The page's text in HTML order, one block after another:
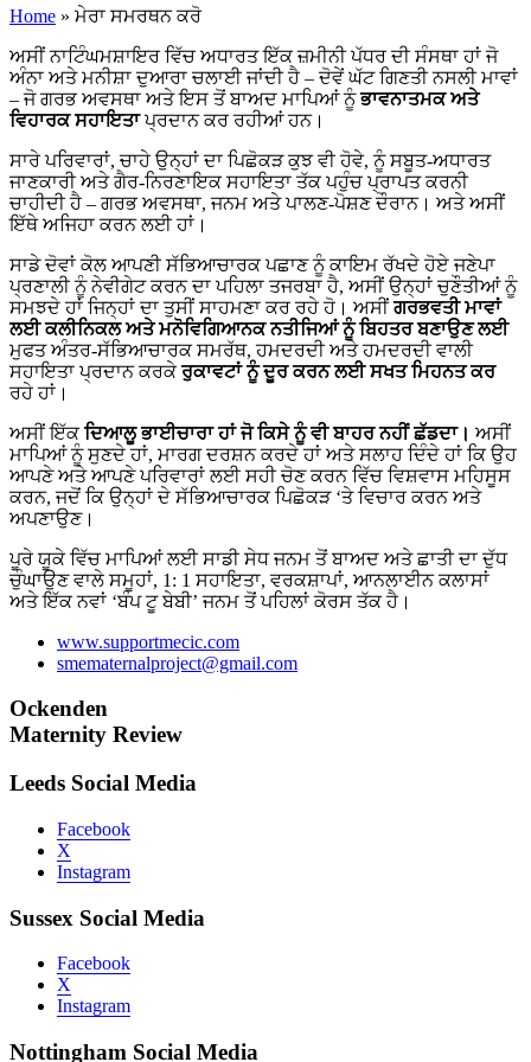
Home » ਮੇਰਾ ਸਮਰਥਨ ਕਰੋ
ਅਸੀਂ ਨਾਟਿੰਘਮਸ਼ਾਇਰ ਵਿੱਚ ਅਧਾਰਤ ਇੱਕ ਜ਼ਮੀਨੀ ਪੱਧਰ ਦੀ ਸੰਸਥਾ ਹਾਂ ਜੋ
ਅੰਨਾ ਅਤੇ ਮਨੀਸ਼ਾ ਦੁਆਰਾ ਚਲਾਈ ਜਾਂਦੀ ਹੈ – ਦੋਵੇਂ ਘੱਟ ਗਿਣਤੀ ਨਸਲੀ ਮਾਵਾਂ
– ਜੋ ਗਰਭ ਅਵਸਥਾ ਅਤੇ ਇਸ ਤੋਂ ਬਾਅਦ ਮਾਪਿਆਂ ਨੂੰਭਾਵਨਾਤਮਕ ਅਤੇ
ਵਿਹਾਰਕ ਸਹਾਇਤਾਪ੍ਰਦਾਨ ਕਰ ਰਹੀਆਂ ਹਨ।
ਸਾਰੇ ਪਰਿਵਾਰਾਂ, ਚਾਹੇ ਉਨ੍ਹਾਂ ਦਾ ਪਿਛੋਕੜ ਕੁਝ ਵੀ ਹੋਵੇ, ਨੂੰ ਸਬੂਤ-ਅਧਾਰਤ
ਜਾਣਕਾਰੀ ਅਤੇ ਗੈਰ-ਨਿਰਣਾਇਕ ਸਹਾਇਤਾ ਤੱਕ ਪਹੁੰਚ ਪ੍ਰਾਪਤ ਕਰਨੀ
ਚਾਹੀਦੀ ਹੈ – ਗਰਭ ਅਵਸਥਾ, ਜਨਮ ਅਤੇ ਪਾਲਣ-ਪੋਸ਼ਣ ਦੌਰਾਨ। ਅਤੇ ਅਸੀਂ
ਇੱਥੇ ਅਜਿਹਾ ਕਰਨ ਲਈ ਹਾਂ।
ਸਾਡੇ ਦੋਵਾਂ ਕੋਲ ਆਪਣੀ ਸੱਭਿਆਚਾਰਕ ਪਛਾਣ ਨੂੰ ਕਾਇਮ ਰੱਖਦੇ ਹੋਏ ਜਣੇਪਾ
ਪ੍ਰਣਾਲੀ ਨੂੰ ਨੇਵੀਗੇਟ ਕਰਨ ਦਾ ਪਹਿਲਾ ਤਜਰਬਾ ਹੈ, ਅਸੀਂ ਉਨ੍ਹਾਂ ਚੁਣੌਤੀਆਂ ਨੂੰ
ਸਮਝਦੇ ਹਾਂ ਜਿਨ੍ਹਾਂ ਦਾ ਤੁਸੀਂ ਸਾਹਮਣਾ ਕਰ ਰਹੇ ਹੋ। ਅਸੀਂਗਰਭਵਤੀ ਮਾਵਾਂ
ਲਈ ਕਲੀਨਿਕਲ ਅਤੇ ਮਨੋਵਿਗਿਆਨਕ ਨਤੀਜਿਆਂ ਨੂੰ ਬਿਹਤਰ ਬਣਾਉਣ ਲਈ
ਮੁਫਤ ਅੰਤਰ-ਸੱਭਿਆਚਾਰਕ ਸਮਰੱਥ, ਹਮਦਰਦੀ ਅਤੇ ਹਮਦਰਦੀ ਵਾਲੀ
ਸਹਾਇਤਾ ਪ੍ਰਦਾਨ ਕਰਕੇਰੁਕਾਵਟਾਂ ਨੂੰ ਦੂਰ ਕਰਨ ਲਈ ਸਖਤ ਮਿਹਨਤ ਕਰ
ਰਹੇ ਹਾਂ।
ਅਸੀਂ ਇੱਕਦਿਆਲੂ ਭਾਈਚਾਰਾ ਹਾਂ ਜੋ ਕਿਸੇ ਨੂੰ ਵੀ ਬਾਹਰ ਨਹੀਂ ਛੱਡਦਾ। ਅਸੀਂ
ਮਾਪਿਆਂ ਨੂੰ ਸੁਣਦੇ ਹਾਂ, ਮਾਰਗ ਦਰਸ਼ਨ ਕਰਦੇ ਹਾਂ ਅਤੇ ਸਲਾਹ ਦਿੰਦੇ ਹਾਂ ਕਿ ਉਹ
ਆਪਣੇ ਅਤੇ ਆਪਣੇ ਪਰਿਵਾਰਾਂ ਲਈ ਸਹੀ ਚੋਣ ਕਰਨ ਵਿੱਚ ਵਿਸ਼ਵਾਸ ਮਹਿਸੂਸ
ਕਰਨ, ਜਦੋਂ ਕਿ ਉਨ੍ਹਾਂ ਦੇ ਸੱਭਿਆਚਾਰਕ ਪਿਛੋਕੜ ‘ਤੇ ਵਿਚਾਰ ਕਰਨ ਅਤੇ
ਅਪਣਾਉਣ।
ਪੂਰੇ ਯੂਕੇ ਵਿੱਚ ਮਾਪਿਆਂ ਲਈ ਸਾਡੀ ਸੇਧ ਜਨਮ ਤੋਂ ਬਾਅਦ ਅਤੇ ਛਾਤੀ ਦਾ ਦੁੱਧ
ਚੁੰਘਾਉਣ ਵਾਲੇ ਸਮੂਹਾਂ, 1: 1 ਸਹਾਇਤਾ, ਵਰਕਸ਼ਾਪਾਂ, ਆਨਲਾਈਨ ਕਲਾਸਾਂ
ਅਤੇ ਇੱਕ ਨਵਾਂ ‘ਬੰਪ ਟੂ ਬੇਬੀ’ ਜਨਮ ਤੋਂ ਪਹਿਲਾਂ ਕੋਰਸ ਤੱਕ ਹੈ।
www.supportmecic.com
smematernalproject@gmail.com
Ockenden
Maternity Review
Leeds Social Media
Facebook
X
Instagram
Sussex Social Media
Facebook
X
Instagram
Nottingham Social Media